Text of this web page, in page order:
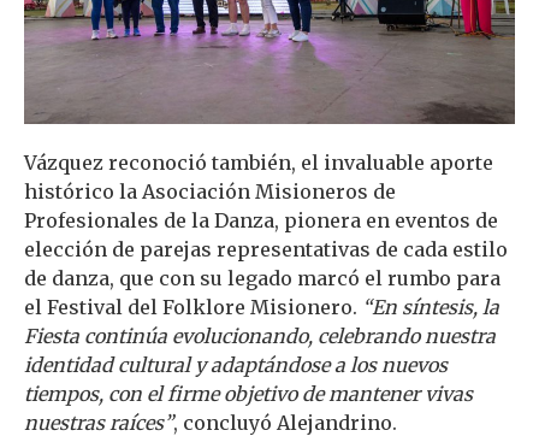
Vázquez reconoció también, el invaluable aporte
histórico la Asociación Misioneros de
Profesionales de la Danza, pionera en eventos de
elección de parejas representativas de cada estilo
de danza, que con su legado marcó el rumbo para
el Festival del Folklore Misionero. “En síntesis, la
Fiesta continúa evolucionando, celebrando nuestra
identidad cultural y adaptándose a los nuevos
tiempos, con el firme objetivo de mantener vivas
nuestras raíces”, concluyó Alejandrino.